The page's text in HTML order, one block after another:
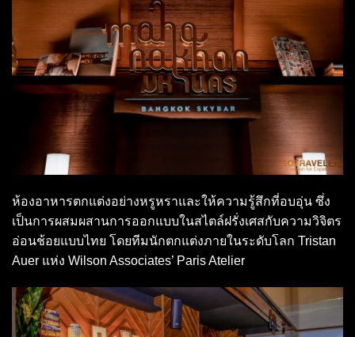
ห้องอาหารตกแต่งอย่างหรูหราและให้ความรู้สึกที่อบอุ่น ซึ่ง
เป็นการผสมผสานการออกแบบในสไตล์ฝรั่งเศสกับความวิจิตร
อ่อนช้อยแบบไทย โดยทีมนักตกแต่งภายในระดับโลก Tristan
Auer แห่ง Wilson Associates’ Paris Atelier